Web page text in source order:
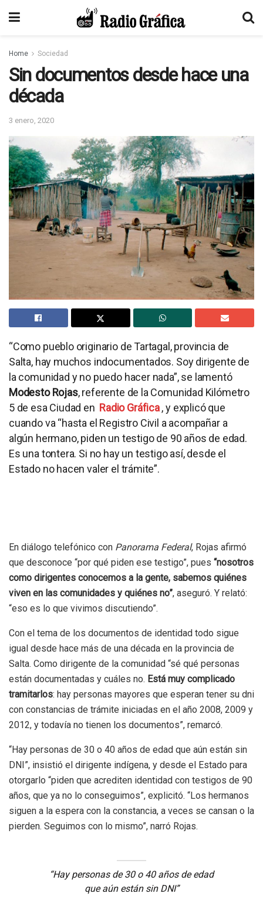
Home Sociedad
Sin documentos desde hace una
década
3 enero, 2020
“Como pueblo originario de Tartagal, provincia de
Salta, hay muchos indocumentados. Soy dirigente de
la comunidad y no puedo hacer nada”, se lamentó
Modesto Rojas, referente de la Comunidad Kilómetro
5 de esa Ciudad en Radio Gráfica, y explicó que
cuando va “hasta el Registro Civil a acompañar a
algún hermano, piden un testigo de 90 años de edad.
Es una tontera. Si no hay un testigo así, desde el
Estado no hacen valer el trámite”.
En diálogo telefónico con Panorama Federal, Rojas afirmó
que desconoce “por qué piden ese testigo”, pues “nosotros
como dirigentes conocemos a la gente, sabemos quiénes
viven en las comunidades y quiénes no”, aseguró. Y relató:
“eso es lo que vivimos discutiendo”.
Con el tema de los documentos de identidad todo sigue
igual desde hace más de una década en la provincia de
Salta. Como dirigente de la comunidad “sé qué personas
están documentadas y cuáles no. Está muy complicado
tramitarlos: hay personas mayores que esperan tener su dni
con constancias de trámite iniciadas en el año 2008, 2009 y
2012, y todavía no tienen los documentos”, remarcó.
“Hay personas de 30 o 40 años de edad que aún están sin
DNI”, insistió el dirigente indígena, y desde el Estado para
otorgarlo “piden que acrediten identidad con testigos de 90
años, que ya no lo conseguimos”, explicitó. “Los hermanos
siguen a la espera con la constancia, a veces se cansan o la
pierden. Seguimos con lo mismo”, narró Rojas.
“Hay personas de 30 o 40 años de edad
que aún están sin DNI”